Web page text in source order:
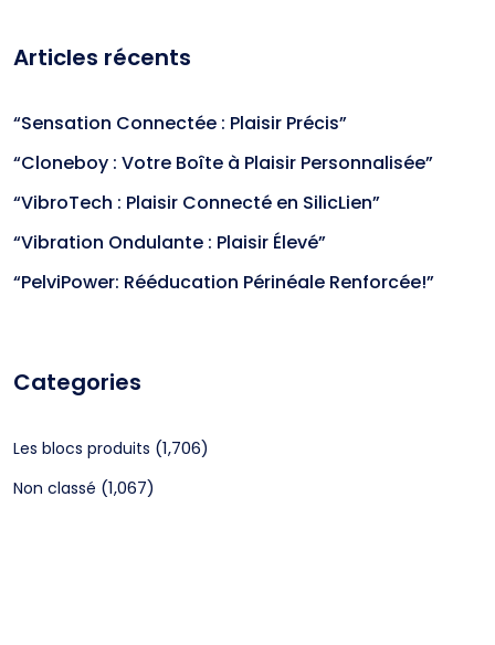
Articles récents
“Sensation Connectée : Plaisir Précis”
“Cloneboy : Votre Boîte à Plaisir Personnalisée”
“VibroTech : Plaisir Connecté en SilicLien”
“Vibration Ondulante : Plaisir Élevé”
“PelviPower: Rééducation Périnéale Renforcée!”
Categories
Les blocs produits (1,706)
Non classé (1,067)